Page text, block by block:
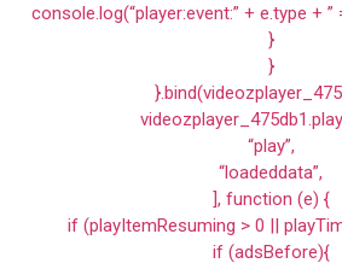
console.log(“player:event:” + e.type + ”
}
}
“play”,
“loadeddata”,
], function (e) {
if (playItemResuming > 0 ||
if (adsBefore){